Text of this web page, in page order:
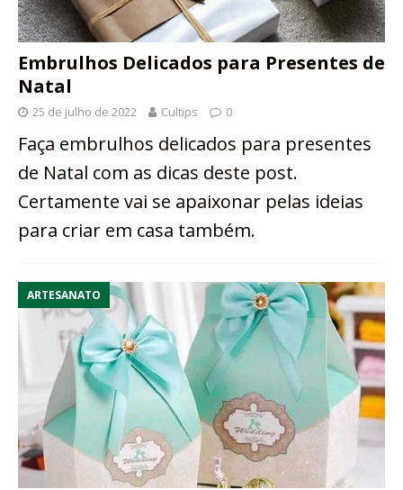
Embrulhos Delicados para Presentes de
Natal
25 de julho de 2022 Cultips 0
Faça embrulhos delicados para presentes
de Natal com as dicas deste post.
Certamente vai se apaixonar pelas ideias
para criar em casa também.
ARTESANATO